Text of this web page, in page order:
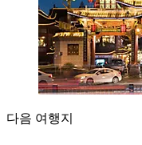
다음 여행지